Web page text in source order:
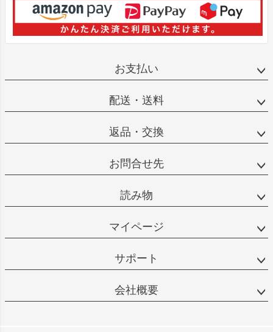
お支払い
配送・送料
返品・交換
お問合せ先
読み物
マイページ
サポート
会社概要